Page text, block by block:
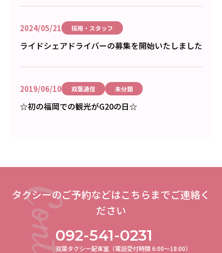
2024/05/21 採用・スタッフ
ライドシェアドライバーの募集を開始いたしました
2019/06/10 双葉通信 未分類
☆初の福岡での観光がG20の日☆
タクシーのご予約などはこちらまでご連絡く
ださい
092-541-0231
双葉タクシー配車室（電話受付時間 6:00〜18:00）